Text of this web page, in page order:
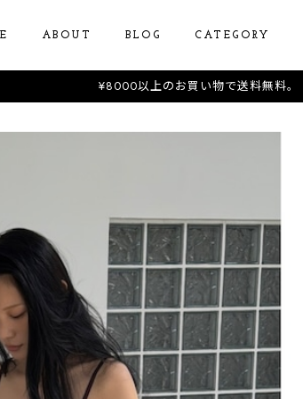
ABOUT BLOG CATEGORY
¥8000以上のお買い物で送料無料。